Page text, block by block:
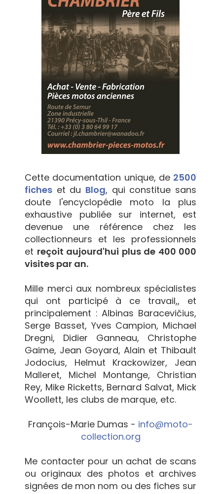
Cette documentation unique, de 2500
fiches et du Blog, qui constitue sans
doute l'encyclopédie moto la plus
exhaustive publiée sur internet, est
devenue une référence chez les
collectionneurs et les professionnels
et reçoit aujourd'hui plus de 400 000
visites par an.
Mille merci aux nombreux spécialistes
qui ont participé à ce travail,, et
principalement : Albinas Baracevičius,
Serge Basset, Yves Campion, Michael
Dregni, Didier Ganneau, Christophe
Gaime, Jean Goyard, Alain et Thibault
Jodocius, Helmut Krackowizer, Jean
Malleret, Michel Montange, Christian
Rey, Mike Ricketts, Bernard Salvat, Mick
Woollett, les clubs de marque, etc.
François-Marie Dumas - info@moto-
collection.org
Me contacter pour un achat de scans
ou originaux des photos et archives
signées de mon nom ou des fiches sur